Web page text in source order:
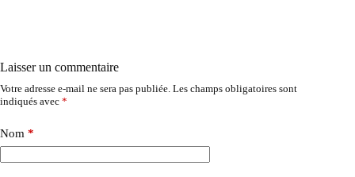
Laisser un commentaire
Votre adresse e-mail ne sera pas publiée. Les champs obligatoires sont
indiqués avec *
Nom *